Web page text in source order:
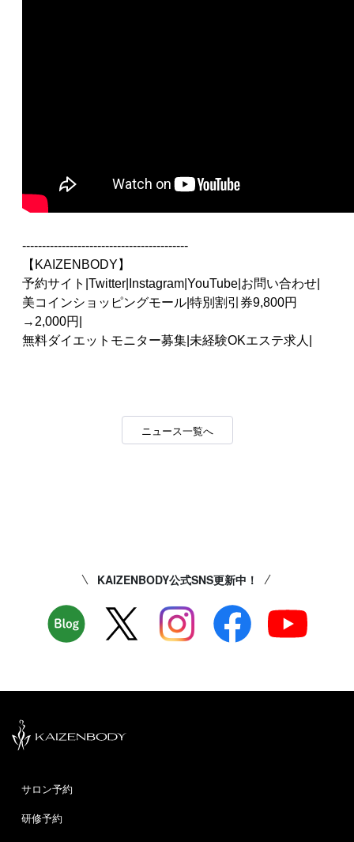
------------------------------------------
【KAIZENBODY】
予約サイト Twitter Instagram YouTube お問い合わせ
美コインショッピングモール 特別割引券9,800円
→2,000円
無料ダイエットモニター募集 未経験OKエステ求人
ニュース一覧へ
KAIZENBODY公式SNS更新中！
サロン予約
研修予約